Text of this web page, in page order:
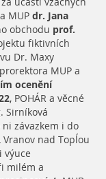
MUP dr. Jana
obchodu prof.
fiktivních
Dr. Maxy
MUP a
ocenění
, POHÁR a věcné
Sirníková
závazkem i do
nad Topĺou
milém a